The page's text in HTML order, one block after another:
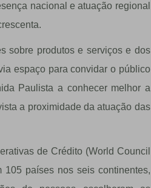
nacional e atuação regional
sobre produtos e serviços e dos
espaço para convidar o público
Paulista a conhecer melhor a
a proximidade da atuação das
de Crédito (World Council
105 países nos seis continentes,